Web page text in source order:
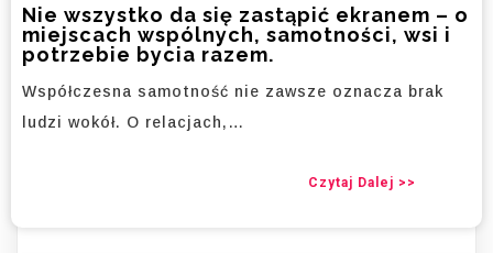
Nie wszystko da się zastąpić ekranem – o
miejscach wspólnych, samotności, wsi i
potrzebie bycia razem.
Współczesna samotność nie zawsze oznacza brak
ludzi wokół. O relacjach,…
Czytaj Dalej >>